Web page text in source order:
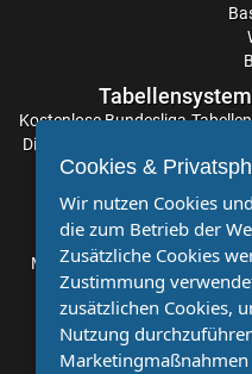
Transfergerüchte
Hansa
Rostock
Transfergerüchte
KostenloseBundesliga-Tabellen
Die Aktualisierung der
Sie stets auf dem
Möchten Sie, dass auch Ihr
sind Sie bei uns genau
kostenlose Kooperation.
Cookies &
Wir nutzen Cookies
die zum Betrieb der
Zusätzliche Cookies
Zustimmung
zusätzlichen Cookies,
Nutzung